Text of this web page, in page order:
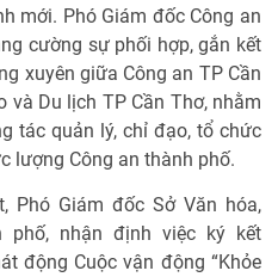
mới. Phó Giám đốc Công an
cường sự phối hợp, gắn kết
xuyên giữa Công an TP Cần
và Du lịch TP Cần Thơ, nhằm
tác quản lý, chỉ đạo, tổ chức
lượng Công an thành phố.
Phó Giám đốc Sở Văn hóa,
nhận định việc ký kết
động Cuộc vận động “Khỏe